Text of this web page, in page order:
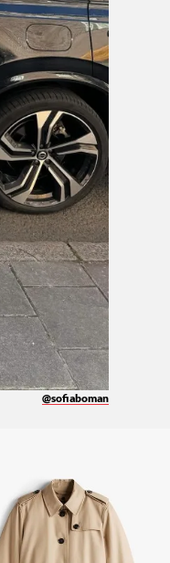
@sofiaboman